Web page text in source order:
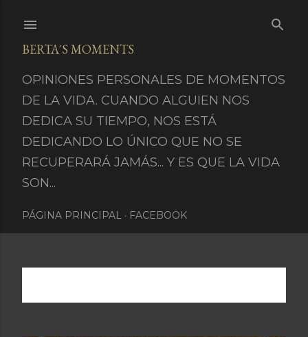
BERTA´S MOMENTS
OPINIONES PERSONALES DE MOMENTOS
DE LA VIDA. CUANDO ALGUIEN NOS
DEDICA SU TIEMPO, NOS ESTÁ
DEDICANDO LO ÚNICO QUE NO SE
RECUPERARÁ JAMÁS... Y ES QUE LA VIDA
SON...
PÁGINA PRINCIPAL FACEBOOK
E